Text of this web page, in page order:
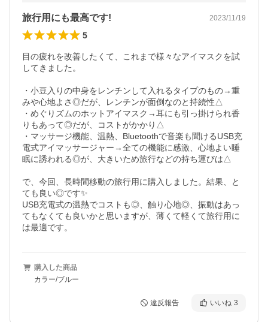
旅行用にも最高です! 2023/11/19
5
目の疲れを改善したくて、これまで様々なアイマスクを試
してきました。
・小豆入りの中身をレンチンして入れるタイプのもの→重
みや心地よさ◎だが、レンチンが面倒なのと持続性△
・めぐりズムのホットアイマスク→耳にも引っ掛けられ香
りもあって◎だが、コストがかかり△
・マッサージ機能、温熱、Bluetoothで音楽も聞けるUSB充
電式アイマッサージャー→全ての機能に感激、心地よい睡
眠に誘われる◎が、大きいため旅行などの持ち運びは△
で、今回、長時間移動の旅行用に購入しました。結果、と
ても良い◎です✨
USB充電式の温熱でコストも◎、触り心地◎、振動はあっ
てもなくても良いかと思いますが、薄くて軽くて旅行用に
は最適です。
購入した商品
カラー/ブルー
違反報告 いいね 3